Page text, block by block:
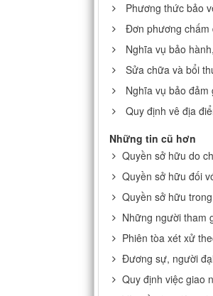
Phương thức bảo
Đơn phương chấm
Nghĩa vụ bảo
Sửa chữa và bổi
Nghĩa vụ bảo
Quy định vê địa
Những tin cũ hơn
Quyền sở hữu do
Quyền sở hữu đối
Quyền sở hữu
Những người tham
Phiên tòa xét xử
Đương sự, người
Quy định việc giao